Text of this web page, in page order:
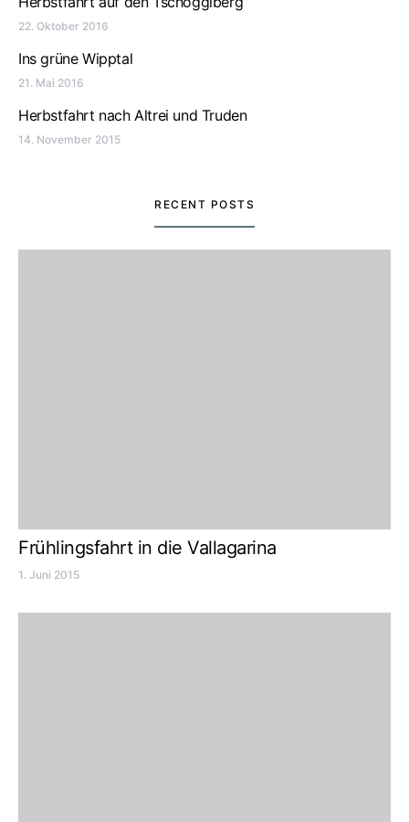
22. Oktober 2016
Ins grüne Wipptal
21. Mai 2016
Herbstfahrt nach Altrei und Truden
14. November 2015
RECENT POSTS
Frühlingsfahrt in die Vallagarina
1. Juni 2015